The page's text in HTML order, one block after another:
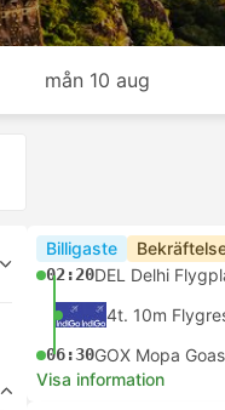
mån 10 aug
Billigaste
02:20DEL Delhi
4t. 10m
06:30GOX Mopa
Visa information